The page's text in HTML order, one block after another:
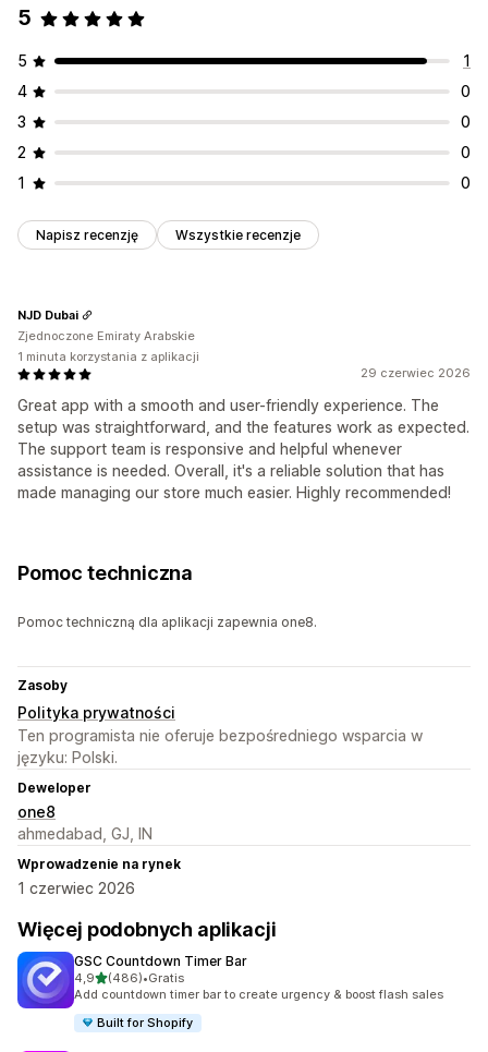
5
5
1
4
0
3
0
2
0
1
0
Napisz recenzję Wszystkie recenzje
29 czerwiec 2026
Great app with a smooth and user-friendly experience. The
setup was straightforward, and the features work as expected.
The support team is responsive and helpful whenever
assistance is needed. Overall, it's a reliable solution that has
made managing our store much easier. Highly recommended!
NJD Dubai
Zjednoczone Emiraty Arabskie
1 minuta korzystania z aplikacji
Pomoc techniczna
Pomoc techniczną dla aplikacji zapewnia one8.
Zasoby
Polityka prywatności
Ten programista nie oferuje bezpośredniego wsparcia w
języku: Polski.
Deweloper
one8
ahmedabad, GJ, IN
Wprowadzenie na rynek
1 czerwiec 2026
Więcej podobnych aplikacji
GSC Countdown Timer Bar
4,9na 5 gwiazdek
(486)
Łączna liczba recenzji: 486
•Gratis
Add countdown timer bar to create urgency & boost flash sales
Built for Shopify